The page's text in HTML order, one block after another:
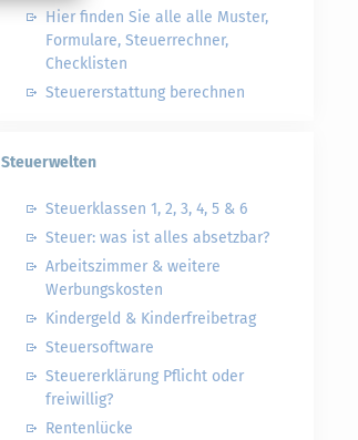
Hier finden Sie alle alle Muster,
Formulare, Steuerrechner,
Checklisten
Steuererstattung berechnen
Steuerwelten
Steuerklassen 1, 2, 3, 4, 5 & 6
Steuer: was ist alles absetzbar?
Arbeitszimmer & weitere
Werbungskosten
Kindergeld & Kinderfreibetrag
Steuersoftware
Steuererklärung Pflicht oder
freiwillig?
Rentenlücke